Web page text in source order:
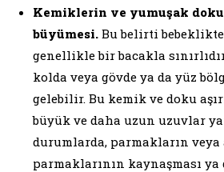
Kemiklerin ve yumuşak
büyümesi. Bu belirti
genellikle bir bacakla
kolda veya gövde ya da yüz
gelebilir. Bu kemik ve doku
büyük ve daha uzun uzuvlar
durumlarda, parmakların veya
parmaklarının kaynaşması ya